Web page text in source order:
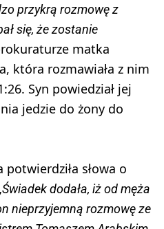
przykrą rozmowę z
się, że zostanie
matka
która rozmawiała z nim
Syn powiedział jej
jedzie do żony do
potwierdziła słowa o
dodała, iż od męża
nieprzyjemną rozmowę ze